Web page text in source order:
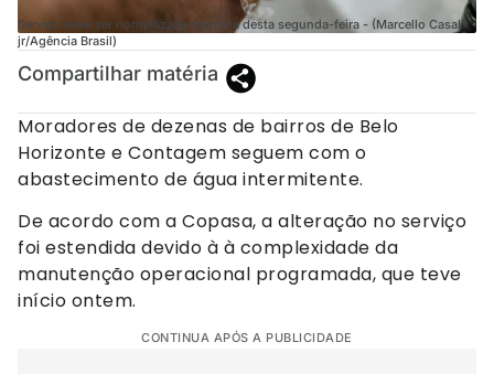
Serviço deve ser normalizado na noite desta segunda-feira - (Marcello Casal
jr/Agência Brasil)
Compartilhar matéria
Moradores de dezenas de bairros de Belo
Horizonte e Contagem seguem com o
abastecimento de água intermitente.
De acordo com a Copasa, a alteração no serviço
foi estendida devido à à complexidade da
manutenção operacional programada, que teve
início ontem.
CONTINUA APÓS A PUBLICIDADE